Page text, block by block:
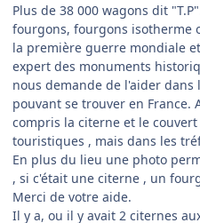
Plus de 38 000 wagons dit
fourgons, fourgons isotherme
la première guerre mondiale
expert des monuments
nous demande de l'aider dans
pouvant se trouver en France.
compris la citerne et le
touristiques , mais dans les
En plus du lieu une photo
, si c'était une citerne , un
Merci de votre aide.
Il y a, ou il y avait 2 citernes